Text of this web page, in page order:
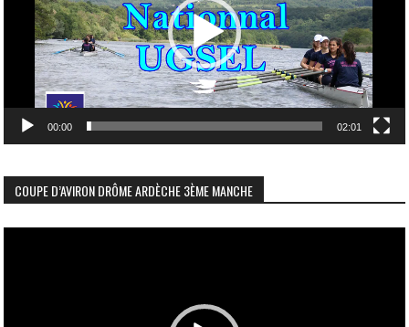
00:00 02:01
COUPE D’AVIRON DRÔME ARDÈCHE 3ÈME MANCHE